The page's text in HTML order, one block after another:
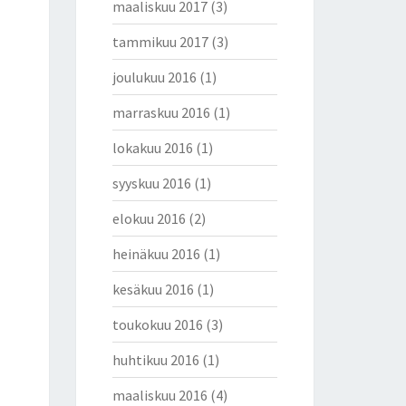
maaliskuu 2017(3)
tammikuu 2017(3)
joulukuu 2016 (1)
marraskuu 2016 (1)
lokakuu 2016 (1)
syyskuu 2016 (1)
elokuu 2016 (2)
heinäkuu 2016 (1)
kesäkuu 2016 (1)
toukokuu 2016 (3)
huhtikuu 2016 (1)
maaliskuu 2016 (4)